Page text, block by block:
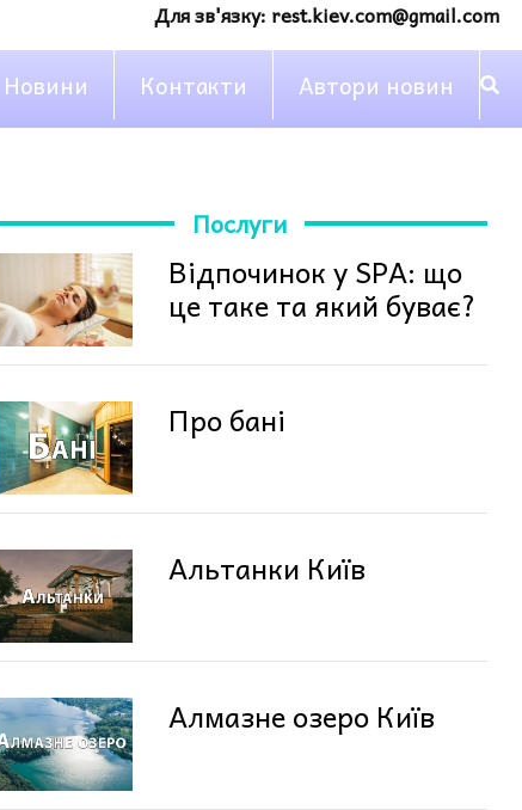
Для зв'язку: rest.kiev.com@gmail.com
Новини Контакти Автори новин
Послуги
Відпочинок у SPA: що
це таке та який буває?
Про бані
Альтанки Київ
Алмазне озеро Київ